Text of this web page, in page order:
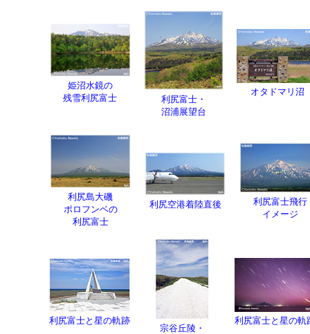
姫沼水鏡の
残雪利尻富士
利尻富士・
沼浦展望台
オタドマリ沼
利尻島大磯
ポロフンベの
利尻富士
利尻空港着陸直後
利尻富士飛行
イメージ
利尻富士と星の軌跡
宗谷丘陵・
利尻富士と星の軌